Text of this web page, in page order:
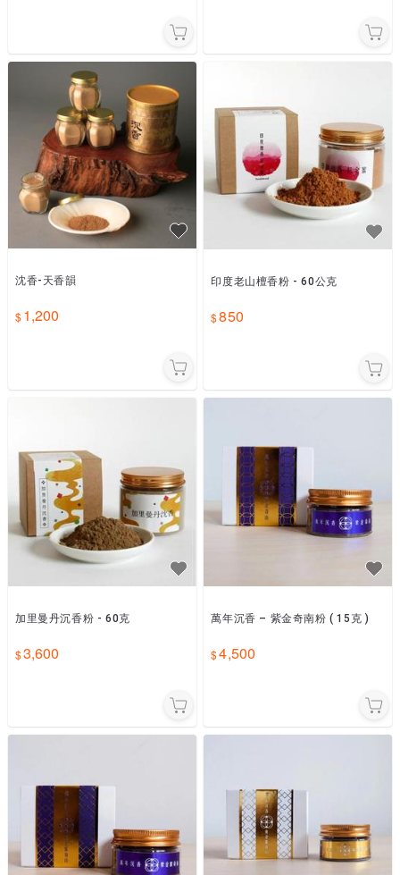
沈香-天香韻
1,200
印度老山檀香粉 - 60公克
850
加里曼丹沉香粉 - 60克
3,600
萬年沉香 – 紫金奇南粉 ( 15克 )
4,500